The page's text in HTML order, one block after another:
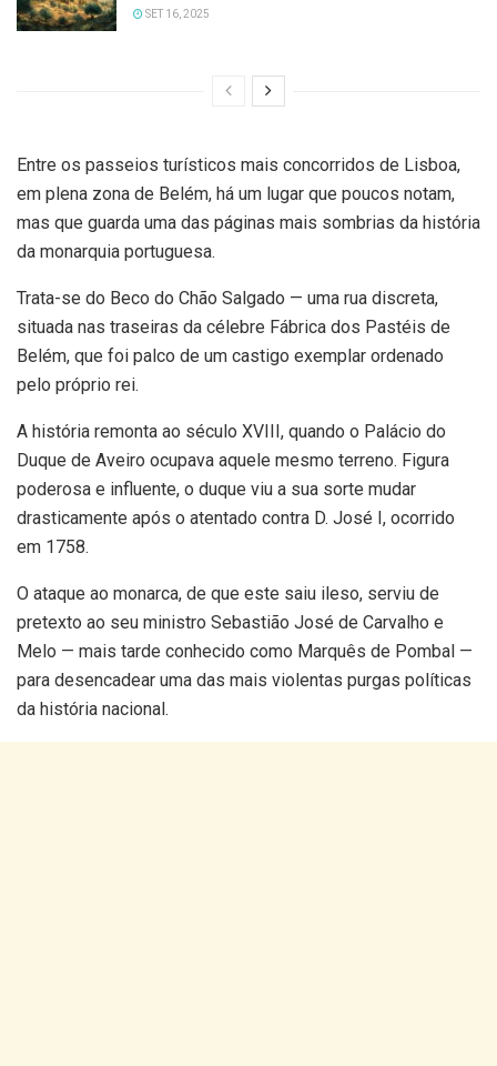
SET 16, 2025
Entre os passeios turísticos mais concorridos de Lisboa,
em plena zona de Belém, há um lugar que poucos notam,
mas que guarda uma das páginas mais sombrias da história
da monarquia portuguesa.
Trata-se do Beco do Chão Salgado — uma rua discreta,
situada nas traseiras da célebre Fábrica dos Pastéis de
Belém, que foi palco de um castigo exemplar ordenado
pelo próprio rei.
A história remonta ao século XVIII, quando o Palácio do
Duque de Aveiro ocupava aquele mesmo terreno. Figura
poderosa e influente, o duque viu a sua sorte mudar
drasticamente após o atentado contra D. José I, ocorrido
em 1758.
O ataque ao monarca, de que este saiu ileso, serviu de
pretexto ao seu ministro Sebastião José de Carvalho e
Melo — mais tarde conhecido como Marquês de Pombal —
para desencadear uma das mais violentas purgas políticas
da história nacional.